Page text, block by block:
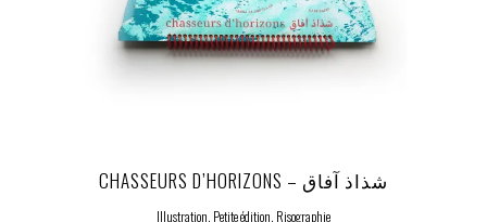
CHASSEURS D’HORIZONS – شذاذ آفاق
Illustration, Petite édition, Risographie